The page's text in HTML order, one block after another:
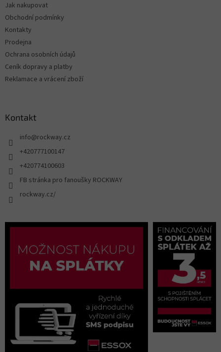
Jak nakupovat
Obchodní podmínky
Kontakty
Prodejna
Ochrana osobních údajů
Ceník dopravy a platby
Reklamace a vrácení zboží
Kontakt
info@rockway.cz
+420777100147
+420774100603
FB stránka pro fanoušky ROCKWAY
rockway.cz/